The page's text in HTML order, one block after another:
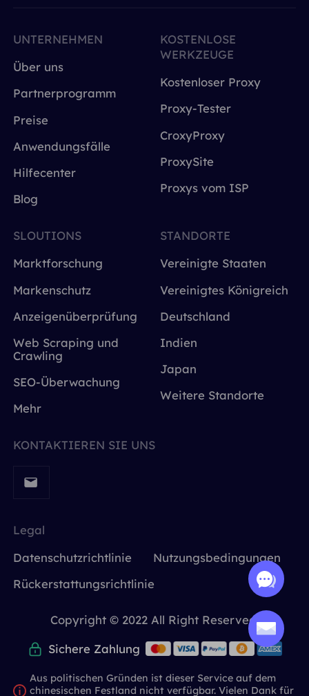
UNTERNEHMEN
Über uns
Partnerprogramm
Preise
Anwendungsfälle
Hilfecenter
Blog
KOSTENLOSE
WERKZEUGE
Kostenloser Proxy
Proxy-Tester
CroxyProxy
ProxySite
Proxys vom ISP
SLOUTIONS
Marktforschung
Markenschutz
Anzeigenüberprüfung
Web Scraping und
Crawling
SEO-Überwachung
Mehr
STANDORTE
Vereinigte Staaten
Vereinigtes Königreich
Deutschland
Indien
Japan
Weitere Standorte
KONTAKTIEREN SIE UNS
Legal
Datenschutzrichtlinie
Nutzungsbedingungen
Rückerstattungsrichtlinie
Copyright © 2022 All Right Reserved.
Sichere Zahlung
Aus politischen Gründen ist dieser Service auf dem
chinesischen Festland nicht verfügbar. Vielen Dank für